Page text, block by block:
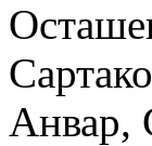
Анвар,